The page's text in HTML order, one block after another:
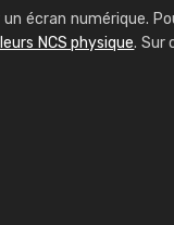
écran numérique.
NCS physique. Sur